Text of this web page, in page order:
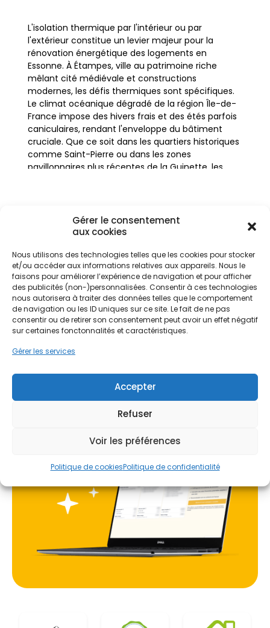
Gérer le consentement
aux cookies
Nous utilisons des technologies telles que les cookies pour stocker
et/ou accéder aux informations relatives aux appareils. Nous le
faisons pour améliorer l’expérience de navigation et pour afficher
des publicités (non-)personnalisées. Consentir à ces technologies
nous autorisera à traiter des données telles que le comportement
de navigation ou les ID uniques sur ce site. Le fait de ne pas
consentir ou de retirer son consentement peut avoir un effet négatif
sur certaines fonctonnalités et caractéristiques.
Gérer les services
Accepter
Refuser
Voir les préférences
Politique de cookiesPolitique de confidentialité
L'isolation thermique par l'intérieur ou par
l'extérieur constitue un levier majeur pour la
rénovation énergétique des logements en
Essonne. À Étampes, ville au patrimoine riche
mêlant cité médiévale et constructions
modernes, les défis thermiques sont spécifiques.
Le climat océanique dégradé de la région Île-de-
France impose des hivers frais et des étés parfois
caniculaires, rendant l'enveloppe du bâtiment
cruciale. Que ce soit dans les quartiers historiques
comme Saint-Pierre ou dans les zones
pavillonnaires plus récentes de la Guinette, les
meulière, typiques de la région, ou de fermes
briardes, le choix entre une isolation thermique par
l'extérieur (ITE) et une isolation par l'intérieur (ITI)
est déterminant. L'objectif est double : réduire la
facture énergétique et améliorer le confort de vie
au quotidien. L'isolation des murs, souvent
négligée, est pourtant responsable d'une part
importante des pertes de chaleur. Dans un
contexte où les normes environnementales se
durcissent, isoler son habitation à Étampes
devient une nécessité pour valoriser le bien et
protéger ses occupants des variations
La géographie locale, marquée par la Vallée de la
Juine et des sols calcaires, influence également le
comportement thermique des constructions.
L'humidité peut remonter par capillarité dans les
vieux murs en grès ou en pierre, rendant le choix
des matériaux isolants encore plus critique. Une
intervention professionnelle permet d'analyser ces
spécificités pour proposer une solution pérenne,
qu'il s'agisse de rénover un pavillon à Petit
Ne passez pas à côté de vos
aides !
Faites vite, les budgets
MaPrimeRénov' sont annuels et
Contactez-nous maintenant
pour maximiser vos aides !